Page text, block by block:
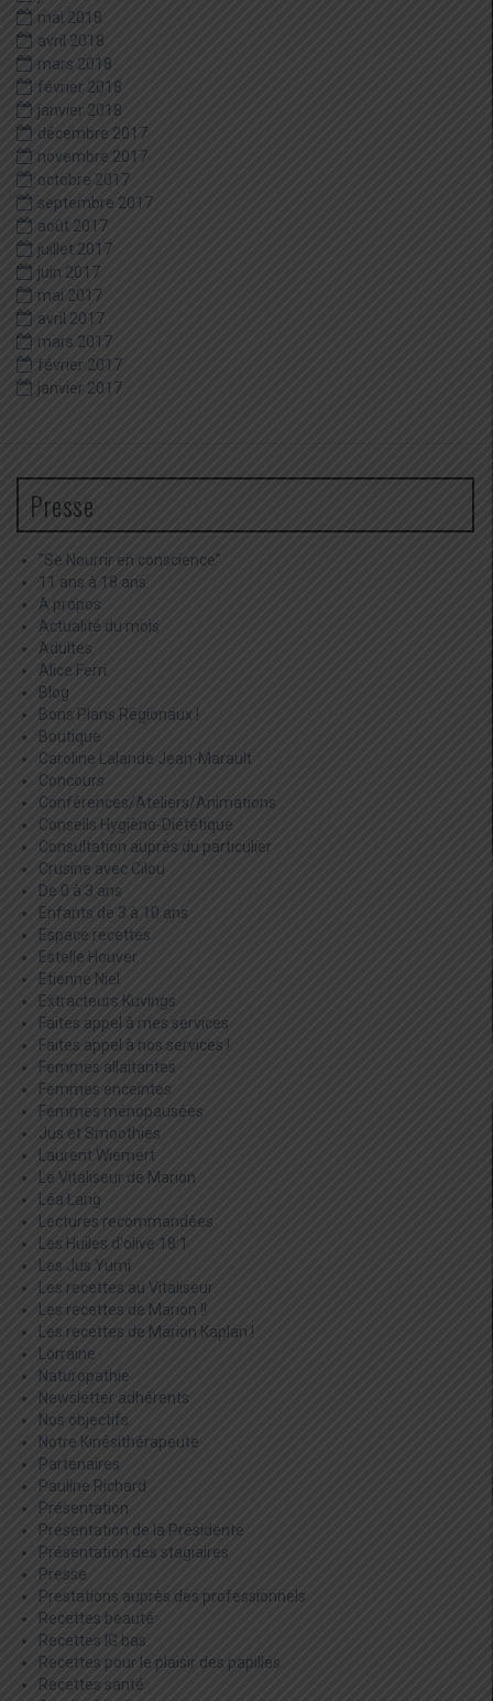
mai 2018
avril 2018
mars 2018
février 2018
janvier 2018
décembre 2017
novembre 2017
octobre 2017
septembre 2017
août 2017
juillet 2017
juin 2017
mai 2017
avril 2017
mars 2017
février 2017
janvier 2017
Presse
"Se Nourrir en conscience"
11 ans à 18 ans
A propos
Actualité du mois
Adultes
Alice Ferri
Blog
Bons Plans Régionaux !
Boutique
Caroline Lalande Jean-Marault
Concours
Conférences/Ateliers/Animations
Conseils Hygièno-Diététique
Consultation auprès du particulier
Crusine avec Cilou
De 0 à 3 ans
Enfants de 3 à 10 ans
Espace recettes
Estelle Houver
Etienne Niel
Extracteurs Kuvings
Faites appel à mes services
Faites appel à nos services !
Femmes allaitantes
Femmes enceintes
Femmes ménopausées
Jus et Smoothies
Laurent Wiemert
Le Vitaliseur de Marion
Léa Lang
Lectures recommandées
Les Huiles d'olive 18:1
Les Jus Yumi
Les recettes au Vitaliseur
Les recettes de Marion !!
Les recettes de Marion Kaplan !
Lorraine
Naturopathie
Newsletter adhérents
Nos objectifs
Notre Kinésithérapeute
Partenaires
Pauline Richard
Présentation
Présentation de la Présidente
Présentation des stagiaires
Presse
Prestations auprès des professionnels
Recettes beauté
Recettes IG bas
Recettes pour le plaisir des papilles
Recettes santé